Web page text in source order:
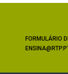
FORMULÁRIO